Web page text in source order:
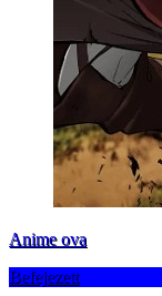
Anime ova
Befejezett